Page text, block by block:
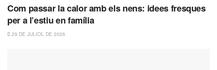
Com passar la calor amb els nens: idees fresques
per a l’estiu en família
29 DE JULIOL DE 2026